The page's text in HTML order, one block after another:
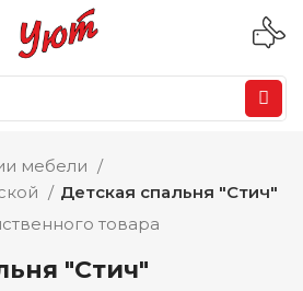
мебели
Детская спальня "Стич"
товара
"Стич"